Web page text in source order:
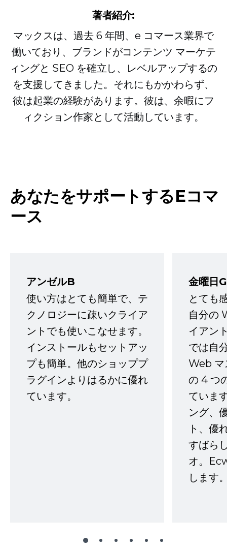
著者紹介:
マックスは、過去 6 年間、e コマース業界で
働いており、ブランドがコンテンツ マーケテ
ィングと SEO を確立し、レベルアップするの
を支援してきました。それにもかかわらず、
彼は起業の経験があります。彼は、余暇にフ
ィクション作家として活動しています。
あなたをサポートするEコマ
ース
アンゼルB
使い方はとても簡単で、テ
クノロジーに疎いクライア
ントでも使いこなせます。
インストールもセットアッ
プも簡単。他のショッププ
ラグインよりはるかに優れ
ています。
金曜日G
とても
自分の
イアン
では自
Web マ
の 4 つ
ていま
ング、
ト、優
すばら
オ。
します